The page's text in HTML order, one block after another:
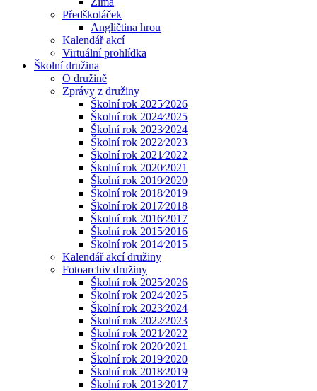
Předškoláček
Angličtina hrou
Kalendář akcí
Virtuální prohlídka
Školní družina
O družině
Zprávy z družiny
Školní rok 2025⁄2026
Školní rok 2024⁄2025
Školní rok 2023⁄2024
Školní rok 2022⁄2023
Školní rok 2021⁄2022
Školní rok 2020⁄2021
Školní rok 2019⁄2020
Školní rok 2018⁄2019
Školní rok 2017⁄2018
Školní rok 2016⁄2017
Školní rok 2015⁄2016
Školní rok 2014⁄2015
Kalendář akcí družiny
Fotoarchiv družiny
Školní rok 2025⁄2026
Školní rok 2024⁄2025
Školní rok 2023⁄2024
Školní rok 2022⁄2023
Školní rok 2021⁄2022
Školní rok 2020⁄2021
Školní rok 2019⁄2020
Školní rok 2018⁄2019
Školní rok 2013⁄2017